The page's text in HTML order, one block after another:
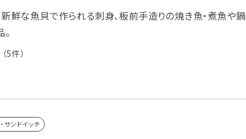
鮮な魚貝で作られる刺身、板前手造りの焼き魚・煮魚や鍋
（5件）
サンドイッチ